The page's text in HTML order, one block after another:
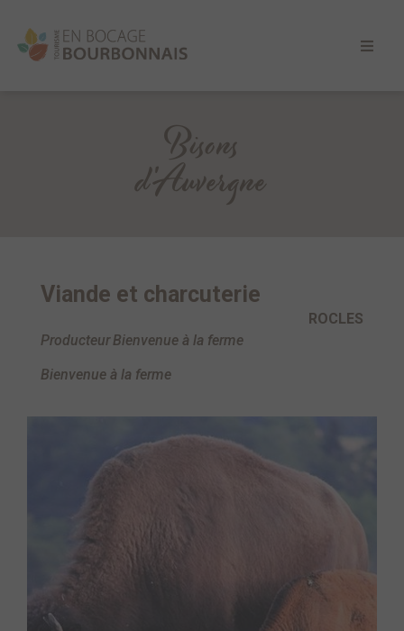
Bisons
d'Auvergne
Viande et charcuterie
ROCLES
ProducteurBienvenue à la ferme
Bienvenue à la ferme